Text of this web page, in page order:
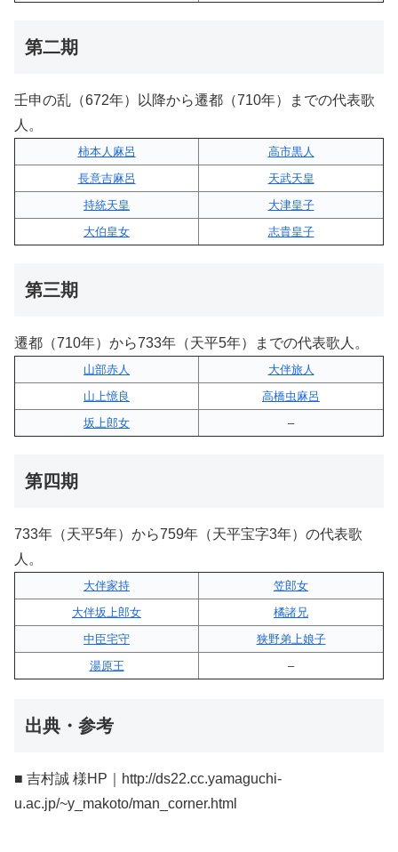
第二期
壬申の乱（672年）以降から遷都（710年）までの代表歌
人。
柿本人麻呂
高市黒人
長意吉麻呂
天武天皇
持統天皇
大津皇子
大伯皇女
志貴皇子
第三期
遷都（710年）から733年（天平5年）までの代表歌人。
山部赤人
大伴旅人
山上憶良
高橋虫麻呂
坂上郎女
–
第四期
733年（天平5年）から759年（天平宝字3年）の代表歌
人。
大伴家持
笠郎女
大伴坂上郎女
橘諸兄
中臣宅守
狭野弟上娘子
湯原王
–
出典・参考
■ 吉村誠 様HP｜http://ds22.cc.yamaguchi-
u.ac.jp/~y_makoto/man_corner.html